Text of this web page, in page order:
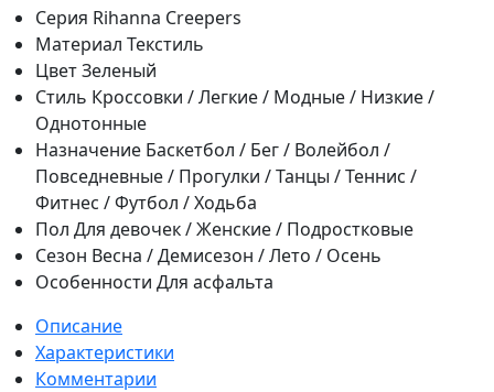
Серия Rihanna Creepers
Материал Текстиль
ЦветЗеленый
Стиль Кроссовки / Легкие / Модные / Низкие /
Однотонные
Назначение Баскетбол / Бег / Волейбол /
Повседневные / Прогулки / Танцы / Теннис /
Фитнес / Футбол / Ходьба
Пол Для девочек / Женские / Подростковые
Сезон Весна / Демисезон / Лето / Осень
Особенности Для асфальта
Описание
Характеристики
Комментарии